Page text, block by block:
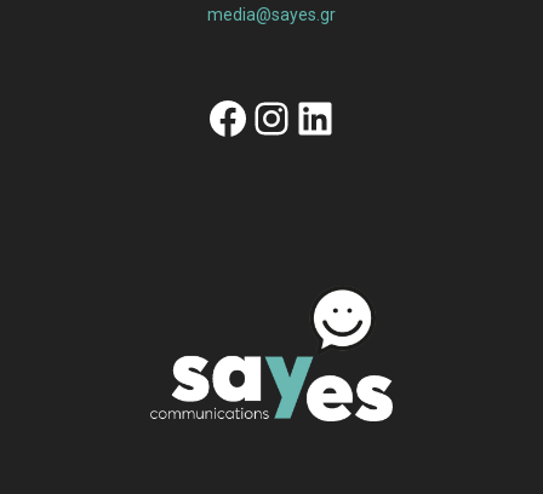
media@sayes.gr
Facebook
Instagram
Linkedin